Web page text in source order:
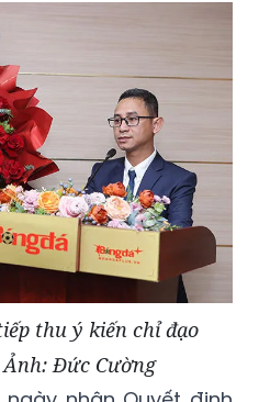
thu ý kiến chỉ đạo
Đức Cường